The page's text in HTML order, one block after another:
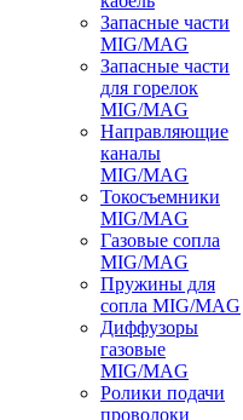
Запасные части
MIG/MAG
Запасные части
для горелок
MIG/MAG
Направляющие
каналы
MIG/MAG
Токосъемники
MIG/MAG
Газовые сопла
MIG/MAG
Пружины для
сопла MIG/MAG
Диффузоры
газовые
MIG/MAG
Ролики подачи
проволоки